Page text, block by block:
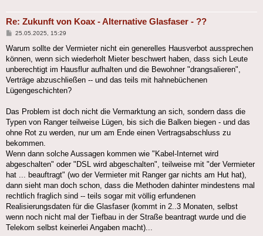
Re: Zukunft von Koax - Alternative Glasfaser - ??
Beitrag
25.05.2025, 15:29
Warum sollte der Vermieter nicht ein generelles Hausverbot aussprechen
können, wenn sich wiederholt Mieter beschwert haben, dass sich Leute
unberechtigt im Hausflur aufhalten und die Bewohner "drangsalieren",
Verträge abzuschließen -- und das teils mit hahnebüchenen
Lügengeschichten?
Das Problem ist doch nicht die Vermarktung an sich, sondern dass die
Typen von Ranger teilweise Lügen, bis sich die Balken biegen - und das
ohne Rot zu werden, nur um am Ende einen Vertragsabschluss zu
bekommen.
Wenn dann solche Aussagen kommen wie "Kabel-Internet wird
abgeschalten" oder "DSL wird abgeschalten", teilweise mit "der Vermieter
hat ... beauftragt" (wo der Vermieter mit Ranger gar nichts am Hut hat),
dann sieht man doch schon, dass die Methoden dahinter mindestens mal
rechtlich fraglich sind -- teils sogar mit völlig erfundenen
Realisierungsdaten für die Glasfaser (kommt in 2..3 Monaten, selbst
wenn noch nicht mal der Tiefbau in der Straße beantragt wurde und die
Telekom selbst keinerlei Angaben macht)...